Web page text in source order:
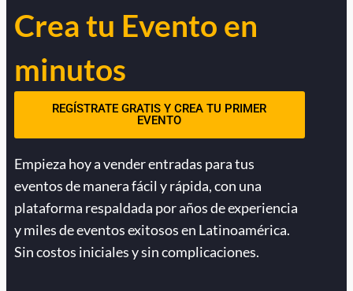
Crea tu Evento en
minutos
REGÍSTRATE GRATIS Y CREA TU PRIMER
EVENTO
Empieza hoy a vender entradas para tus
eventos de manera fácil y rápida, con una
plataforma respaldada por años de experiencia
y miles de eventos exitosos en Latinoamérica.
Sin costos iniciales y sin complicaciones.